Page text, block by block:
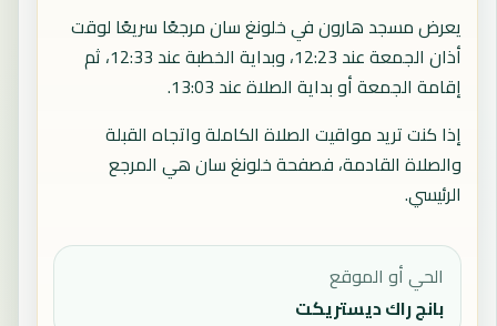
يعرض مسجد هارون في خلونغ سان مرجعًا سريعًا لوقت
أذان الجمعة عند 12:23، وبداية الخطبة عند 12:33، ثم
إقامة الجمعة أو بداية الصلاة عند 13:03.
إذا كنت تريد مواقيت الصلاة الكاملة واتجاه القبلة
والصلاة القادمة، فصفحةخلونغ سانهي المرجع
الرئيسي.
الحي أو الموقع
بانج راك ديستريكت